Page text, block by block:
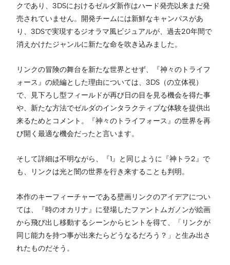
クであり、3DSにおけるゼルダ新作はハード発売以来まだ発
売されていません。開発チームには新鮮なキャンパスがあ
り、3DSで実現するジオラマ風ビジュアルが、過去20年間で
消えかけたジャンルに新たな命を吹き込みました。
リンクの冒険の舞台を新たな世界とせず、『神々のトライフ
ォース』の続編とした理由については、3DS（の立体視）
で、見下ろし型フィールドが再び日の目を見る機会を得た事
や、新たな方法でゼルダのインタラクティブな体験を提供出
来るためとコメント。『神々のトライフォース』の世界を再
び開く最適な機会だったと言います。
そして詳細は不明ながら、『1』と同じように『神トラ2』で
も、リンクは光と闇の世界を行き来することも判明。
本作のキーフィーチャーである壁画リンクのアイデアについ
ては、『時のオカリナ』に登場したファントムガノンが絵画
から飛び出し移動するシーンからヒントを得て、「リンクが
同じ能力を持つ事が出来たらどうなるだろう？」と生み出さ
れたものだそう。